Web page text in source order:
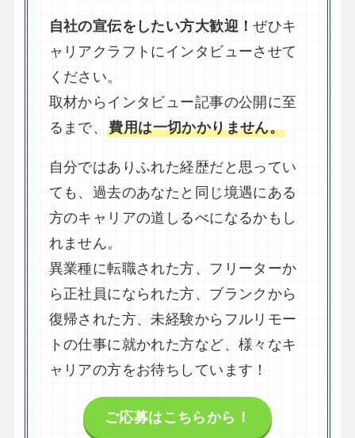
自社の宣伝をしたい方大歓迎！ぜひキ
ャリアクラフトにインタビューさせて
ください。
取材からインタビュー記事の公開に至
るまで、費用は一切かかりません。
自分ではありふれた経歴だと思ってい
ても、過去のあなたと同じ境遇にある
方のキャリアの道しるべになるかもし
れません。
異業種に転職された方、フリーターか
ら正社員になられた方、ブランクから
復帰された方、未経験からフルリモー
トの仕事に就かれた方など、様々なキ
ャリアの方をお待ちしています！
ご応募はこちらから！